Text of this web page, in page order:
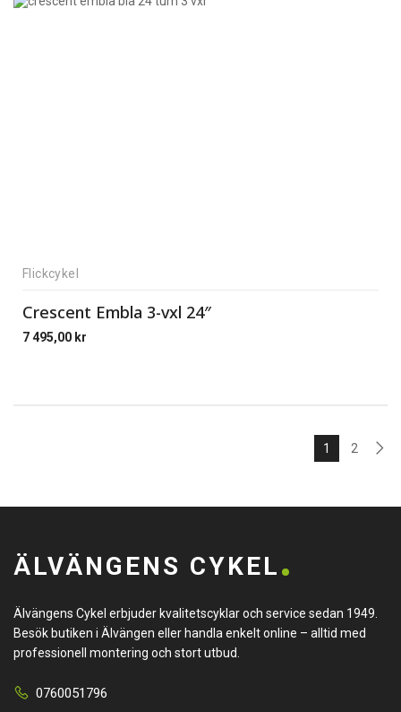
Flickcykel
Crescent Embla 3-vxl 24″
7 495,00 kr
1 2
ÄLVÄNGENS CYKEL
Älvängens Cykel erbjuder kvalitetscyklar och service sedan 1949.
Besök butiken i Älvängen eller handla enkelt online – alltid med
professionell montering och stort utbud.
0760051796